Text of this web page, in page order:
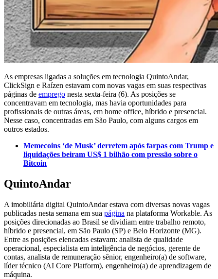
As empresas ligadas a soluções em tecnologia QuintoAndar,
ClickSign e Raízen estavam com novas vagas em suas respectivas
páginas de emprego nesta sexta-feira (6). As posições se
concentravam em tecnologia, mas havia oportunidades para
profissionais de outras áreas, em home office, híbrido e presencial.
Nesse caso, concentradas em São Paulo, com alguns cargos em
outros estados.
Memecoins ‘de Musk’ derretem após farpas com Trump e
liquidações beiram US$ 1 bilhão com pressão sobre o
Bitcoin
QuintoAndar
A imobiliária digital QuintoAndar estava com diversas novas vagas
publicadas nesta semana em sua página na plataforma Workable. As
posições direcionadas ao Brasil se dividiam entre trabalho remoto,
híbrido e presencial, em São Paulo (SP) e Belo Horizonte (MG).
Entre as posições elencadas estavam: analista de qualidade
operacional, especialista em inteligência de negócios, gerente de
contas, analista de remuneração sênior, engenheiro(a) de software,
líder técnico (AI Core Platform), engenheiro(a) de aprendizagem de
máquina.